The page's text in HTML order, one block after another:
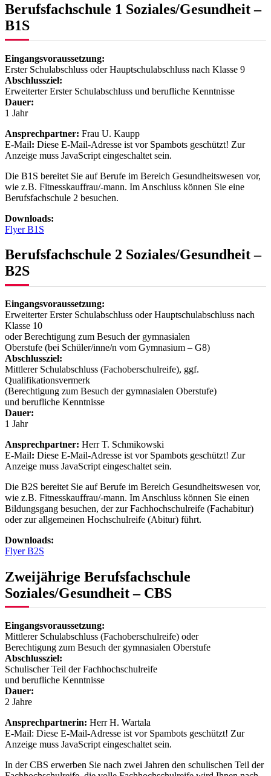
Berufsfachschule 1 Soziales/Gesundheit –
B1S
Eingangsvoraussetzung:
Erster Schulabschluss oder Hauptschulabschluss nach Klasse 9
Abschlussziel:
Erweiterter Erster Schulabschluss und berufliche Kenntnisse
Dauer:
1 Jahr
Ansprechpartner: Frau U. Kaupp
E-Mail: Diese E-Mail-Adresse ist vor Spambots geschützt! Zur
Anzeige muss JavaScript eingeschaltet sein.
Die B1S bereitet Sie auf Berufe im Bereich Gesundheitswesen vor,
wie z.B. Fitnesskauffrau/-mann. Im Anschluss können Sie eine
Berufsfachschule 2 besuchen.
Downloads:
Flyer B1S
Berufsfachschule 2 Soziales/Gesundheit –
B2S
Eingangsvoraussetzung:
Erweiterter Erster Schulabschluss oder Hauptschulabschluss nach
Klasse 10
oder Berechtigung zum Besuch der gymnasialen
Oberstufe (bei Schüler/inne/n vom Gymnasium – G8)
Abschlussziel:
Mittlerer Schulabschluss (Fachoberschulreife), ggf.
Qualifikationsvermerk
(Berechtigung zum Besuch der gymnasialen Oberstufe)
und berufliche Kenntnisse
Dauer:
1 Jahr
Ansprechpartner: Herr T. Schmikowski
E-Mail: Diese E-Mail-Adresse ist vor Spambots geschützt! Zur
Anzeige muss JavaScript eingeschaltet sein.
Die B2S bereitet Sie auf Berufe im Bereich Gesundheitswesen vor,
wie z.B. Fitnesskauffrau/-mann. Im Anschluss können Sie einen
Bildungsgang besuchen, der zur Fachhochschulreife (Fachabitur)
oder zur allgemeinen Hochschulreife (Abitur) führt.
Downloads:
Flyer B2S
Zweijährige Berufsfachschule
Soziales/Gesundheit – CBS
Eingangsvoraussetzung:
Mittlerer Schulabschluss (Fachoberschulreife) oder
Berechtigung zum Besuch der gymnasialen Oberstufe
Abschlussziel:
Schulischer Teil der Fachhochschulreife
und berufliche Kenntnisse
Dauer:
2 Jahre
Ansprechpartnerin: Herr H. Wartala
E-Mail: Diese E-Mail-Adresse ist vor Spambots geschützt! Zur
Anzeige muss JavaScript eingeschaltet sein.
In der CBS erwerben Sie nach zwei Jahren den schulischen Teil der